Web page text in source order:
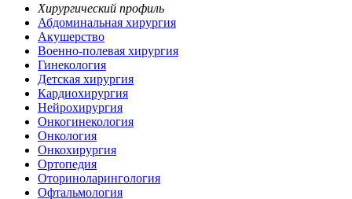
Хирургический профиль
Абдоминальная хирургия
Акушерство
Военно-полевая хирургия
Гинекология
Детская хирургия
Кардиохирургия
Нейрохирургия
Онкогинекология
Онкология
Онкохирургия
Ортопедия
Оториноларингология
Офтальмология